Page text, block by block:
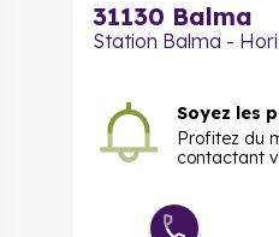
31130 Balma
Station Balma -
Soyez les
Profitez du
contactant